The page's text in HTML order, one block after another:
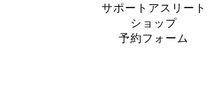
サポートアスリート
ショップ
予約フォーム